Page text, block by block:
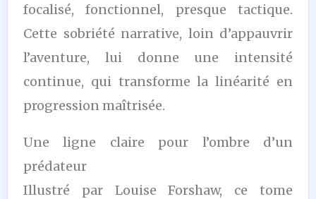
focalisé, fonctionnel, presque tactique.
Cette sobriété narrative, loin d’appauvrir
l’aventure, lui donne une intensité
continue, qui transforme la linéarité en
progression maîtrisée.
Une ligne claire pour l’ombre d’un
prédateur
Illustré par Louise Forshaw, ce tome